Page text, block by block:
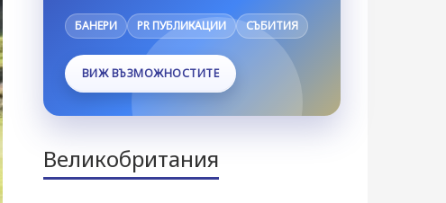
БАНЕРИ PR ПУБЛИКАЦИИ СЪБИТИЯ
ВИЖ ВЪЗМОЖНОСТИТЕ
Великобритания